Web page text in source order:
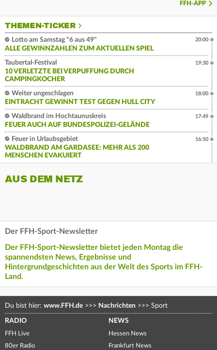
FFH-APP
THEMEN-TICKER
Lotto am Samstag "6 aus 49"
ALLE GEWINNZAHLEN ZUM AKTUELLEN SPIEL
20:00
Taubertal-Festival
10 VERLETZTE BEI VERPUFFUNG DURCH
CAMPINGKOCHER
19:30
Weiter ungeschlagen
EINTRACHT GEWINNT TEST GEGEN HULL CITY
18:00
Waldbrand im Hochtaunuskreis
FEUER AUCH AUF BUNDESPOLIZEI-GELÄNDE
17:49
Feuer in Urlaubsgebiet
WALDBRAND AM GARDASEE: MEHR ALS 200
MENSCHEN EVAKUIERT
16:50
AUS DEM NETZ
Der FFH-Sport-Newsletter
Der FFH-Sport-Newsletter bietet jeden Montag die
spannendsten News, Ergebnisse und
Hintergrundgeschichten aus der Welt des Sports im FFH-
Land.
Du bist hier: www.FFH.de >>> Nachrichten >>> Sport
RADIO
FFH Live
80er Radio
NEWS
Hessen News
Frankfurt News